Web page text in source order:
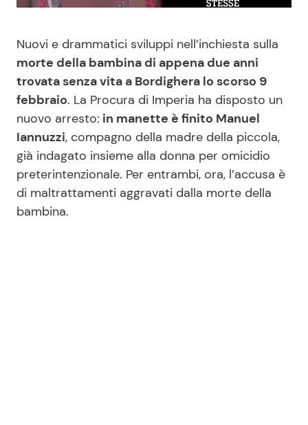
News benessere
Salute
Viaggi e Turismo
Festività
Primi Piatti
Ricette Facili e Veloci
Ricette Feste
Ricette per Bambini
Nuovi e drammatici sviluppi nell’inchiesta sulla
morte della bambina di appena due anni
trovata senza vita a Bordighera lo scorso 9
febbraio. La Procura di Imperia ha disposto un
nuovo arresto: in manette è finito Manuel
Iannuzzi, compagno della madre della piccola,
già indagato insieme alla donna per omicidio
preterintenzionale. Per entrambi, ora, l’accusa è
di maltrattamenti aggravati dalla morte della
bambina.